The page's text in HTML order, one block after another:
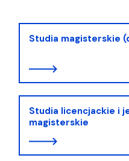
Studia magisterskie
Studia licencjackie i
magisterskie